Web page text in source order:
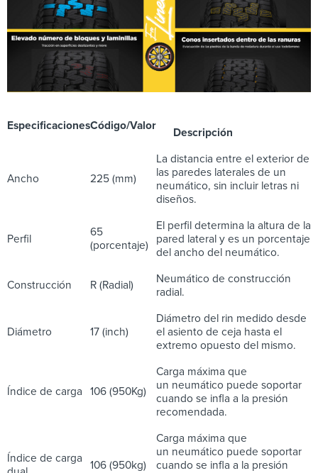
EspecificacionesCódigo/Valor
Descripción
Ancho 225 (mm)
La distancia entre el exterior de
las paredes laterales de un
neumático, sin incluir letras ni
diseños.
Perfil
65
(porcentaje)
El perfil determina la altura de la
pared lateral y es un porcentaje
del ancho del neumático.
Construcción R (Radial)
Neumático de construcción
radial.
Diámetro 17 (inch)
Diámetro del rin medido desde
el asiento de ceja hasta el
extremo opuesto del mismo.
Índice de carga 106 (950Kg)
Carga máxima que
un neumático puede soportar
cuando se infla a la presión
recomendada.
Índice de carga
106 (950kg)
Carga máxima que
un neumático puede soportar
cuando se infla a la presión